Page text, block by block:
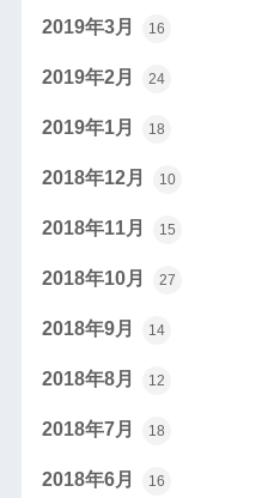
2019年3月 16
2019年2月 24
2019年1月 18
2018年12月 10
2018年11月 15
2018年10月 27
2018年9月 14
2018年8月 12
2018年7月 18
2018年6月 16